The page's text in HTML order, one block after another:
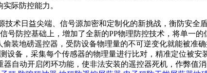
际防控能力。
术日益尖端、信号源加密和定制化的新挑战，衡防安全
号防控基础上，增加了全新的PP物理防控技术，将单一
装地磅遥控器，受防设备物理量的不可逆变化就能被准
设备，采集每个传感器的物理量进行比对，精准定位被
器自动开启闭环功能，使非法安装的遥控器死机，作弊值